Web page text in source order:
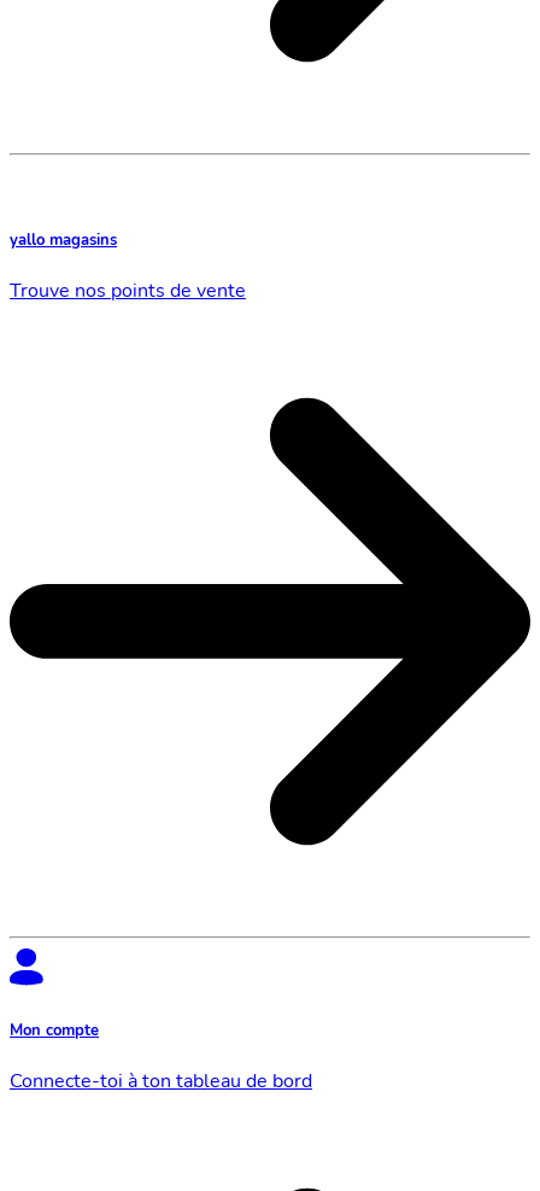
yallo magasins
Trouve nos points de vente
Mon compte
Connecte-toi à ton tableau de bord